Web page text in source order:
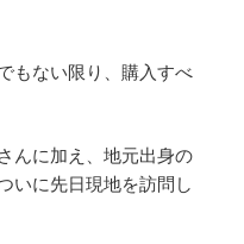
もない限り、購入すべ
んに加え、地元出身の
いに先日現地を訪問し